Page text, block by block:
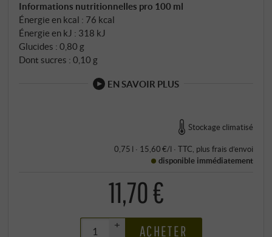
Informations nutritionnelles pro 100 ml
Énergie en kcal : 76 kcal
Énergie en kJ : 318 kJ
Glucides : 0,80 g
Dont sucres : 0,10 g
EN SAVOIR PLUS
Stockage climatisé
0,75 l · 15,60 €/l · TTC, plus frais d’envoi
disponible immédiatement
11,70 €
+
ACHETER